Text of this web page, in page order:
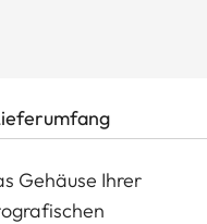
Gehäuse Ihrer